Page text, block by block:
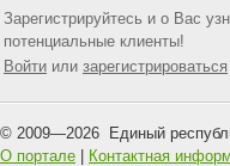
Зарегистрируйтесь и о Вас
потенциальные клиенты!
Войти или зарегистрироваться
© 2009—2026 Единый
О портале
Контактная